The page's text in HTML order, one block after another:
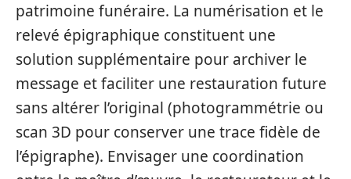
patrimoine funéraire. La numérisation et le
relevé épigraphique constituent une
solution supplémentaire pour archiver le
message et faciliter une restauration future
sans altérer l’original (photogrammétrie ou
scan 3D pour conserver une trace fidèle de
l’épigraphe). Envisager une coordination